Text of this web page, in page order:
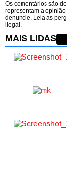
Os comentários são
representam a
denuncie. Leia as
ilegal.
MAIS LIDAS +